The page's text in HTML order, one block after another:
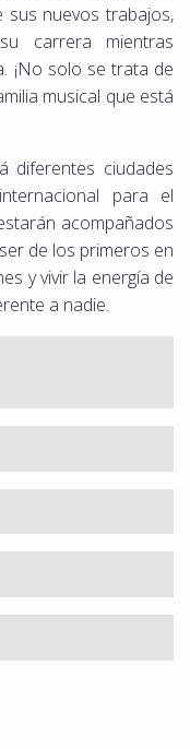
sus nuevos trabajos,
carrera mientras
¡No solo se trata de
musical que está
diferentes ciudades
para el
acompañados
de los primeros en
y vivir la energía de
a nadie.